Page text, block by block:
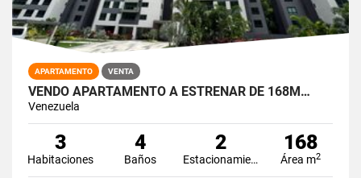
APARTAMENTO VENTA
VENDO APARTAMENTO A ESTRENAR DE 168M…
Venezuela
3
Habitaciones
4
Baños
2
Estacionamiento
168
Área m2